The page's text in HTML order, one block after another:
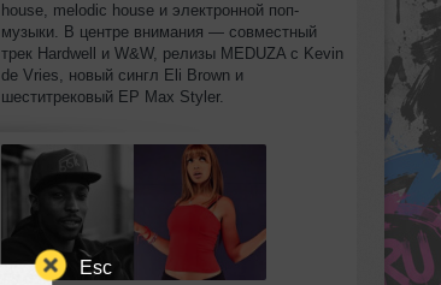
Esc
house, melodic house и электронной поп-
музыки. В центре внимания — совместный
трек Hardwell и W&W, релизы MEDUZA с Kevin
de Vries, новый сингл Eli Brown и
шеститрековый EP Max Styler.